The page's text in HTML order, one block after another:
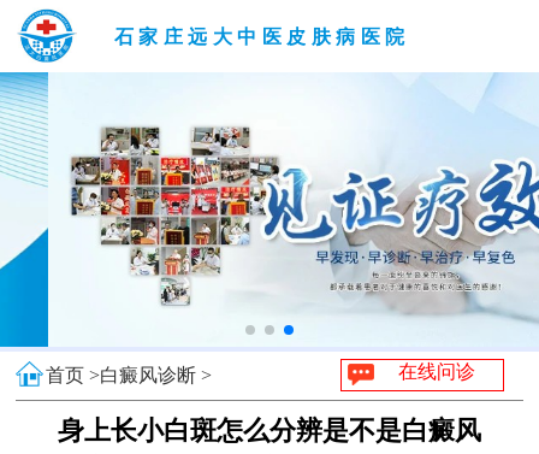
石家庄远大中医皮肤病医院
首页 >白癜风诊断 > 在线问诊
身上长小白斑怎么分辨是不是白癜风